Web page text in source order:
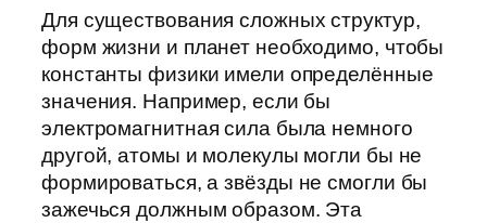
Для существования сложных структур,
форм жизни и планет необходимо, чтобы
константы физики имели определённые
значения. Например, если бы
электромагнитная сила была немного
другой, атомы и молекулы могли бы не
формироваться, а звёзды не смогли бы
зажечься должным образом. Эта